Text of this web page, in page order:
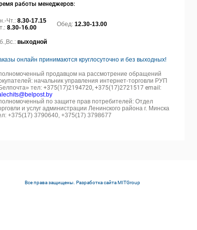
работы менеджеров:
Чт.:8.30-17.15
8.30-16.00 Обед:12.30-13.00
выходной
онлайн принимаются круглосуточно и без выходных!
продавцом на рассмотрение обращений
начальник управления интернет-торговли РУП
тел:+375(17)2194720, +375(17)2721517 email:
по защите прав потребителей: Отдел
и услуг администрации Ленинского района г. Минска
+375(17) 3790640, +375(17) 3798677
Все права защищены. Разработка сайтаMITGroup